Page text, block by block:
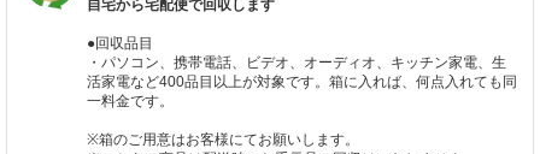
自宅から宅配便で回収します
●回収品目
・パソコン、携帯電話、ビデオ、オーディオ、キッチン家電、生
活家電など400品目以上が対象です。箱に入れば、何点入れても同
一料金です。
※箱のご用意はお客様にてお願いします。